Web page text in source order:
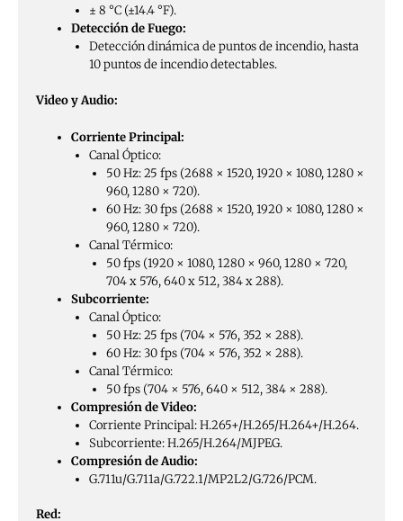
± 8 °C (±14.4 °F).
Detección de Fuego:
Detección dinámica de puntos de incendio, hasta
10 puntos de incendio detectables.
Video y Audio:
Corriente Principal:
Canal Óptico:
50 Hz: 25 fps (2688 × 1520, 1920 × 1080, 1280 ×
960, 1280 × 720).
60 Hz: 30 fps (2688 × 1520, 1920 × 1080, 1280 ×
960, 1280 × 720).
Canal Térmico:
50 fps (1920 × 1080, 1280 × 960, 1280 × 720,
704 x 576, 640 x 512, 384 x 288).
Subcorriente:
Canal Óptico:
50 Hz: 25 fps (704 × 576, 352 × 288).
60 Hz: 30 fps (704 × 576, 352 × 288).
Canal Térmico:
50 fps (704 × 576, 640 × 512, 384 × 288).
Compresión de Video:
Corriente Principal: H.265+/H.265/H.264+/H.264.
Subcorriente: H.265/H.264/MJPEG.
Compresión de Audio:
G.711u/G.711a/G.722.1/MP2L2/G.726/PCM.
Red: